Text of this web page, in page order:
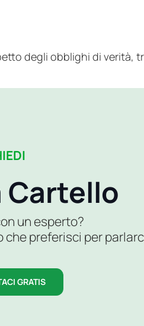
degli obblighi di verità,
Cartello
un esperto?
preferisci per
GRATIS